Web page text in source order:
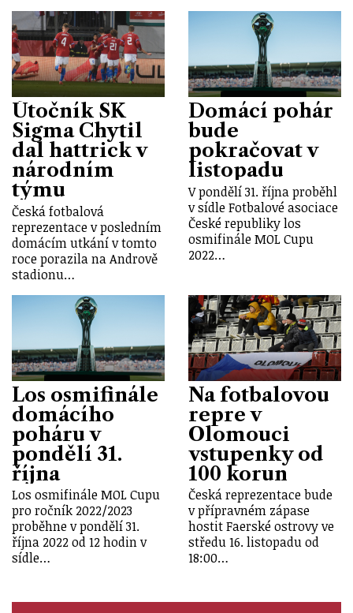
Útočník SK
Sigma Chytil
dal hattrick v
národním
týmu
Česká fotbalová
reprezentace v posledním
domácím utkání v tomto
roce porazila na Andrově
stadionu…
Domácí pohár
bude
pokračovat v
listopadu
V pondělí 31. října proběhl
v sídle Fotbalové asociace
České republiky los
osmifinále MOL Cupu
2022…
Los osmifinále
domácího
poháru v
pondělí 31.
října
Los osmifinále MOL Cupu
pro ročník 2022/2023
proběhne v pondělí 31.
října 2022 od 12 hodin v
sídle…
Na fotbalovou
repre v
Olomouci
vstupenky od
100 korun
Česká reprezentace bude
v přípravném zápase
hostit Faerské ostrovy ve
středu 16. listopadu od
18:00…